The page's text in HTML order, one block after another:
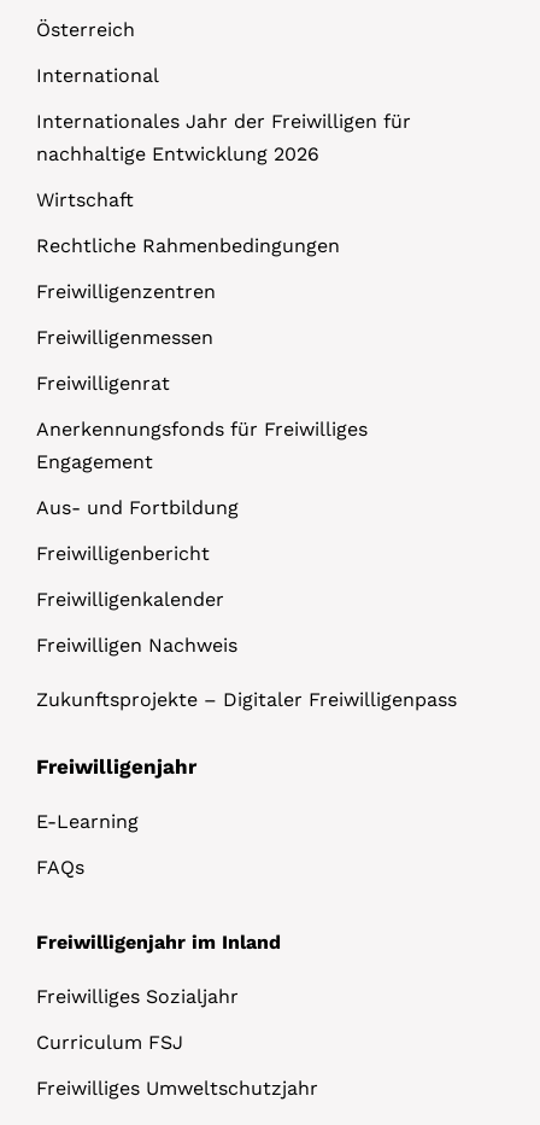
Österreich
International
Internationales Jahr der Freiwilligen für
nachhaltige Entwicklung 2026
Wirtschaft
Rechtliche Rahmenbedingungen
Freiwilligenzentren
Freiwilligenmessen
Freiwilligenrat
Anerkennungsfonds für Freiwilliges
Engagement
Aus- und Fortbildung
Freiwilligenbericht
Freiwilligenkalender
Freiwilligen Nachweis
Zukunftsprojekte – Digitaler Freiwilligenpass
Freiwilligenjahr
E-Learning
FAQs
Freiwilligenjahr im Inland
Freiwilliges Sozialjahr
Curriculum FSJ
Freiwilliges Umweltschutzjahr